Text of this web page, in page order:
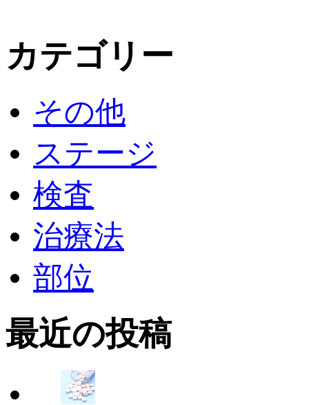
カテゴリー
その他
ステージ
検査
治療法
部位
最近の投稿